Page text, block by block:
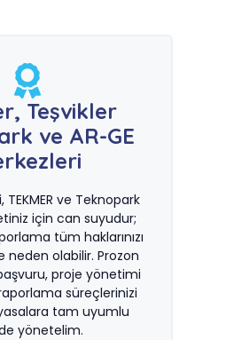
Teşvikler
ve AR-GE
TEKMER ve Teknopark
için can suyudur;
tüm haklarınızı
neden olabilir. Prozon
proje yönetimi
süreçlerinizi
tam uyumlu
yönetelim.